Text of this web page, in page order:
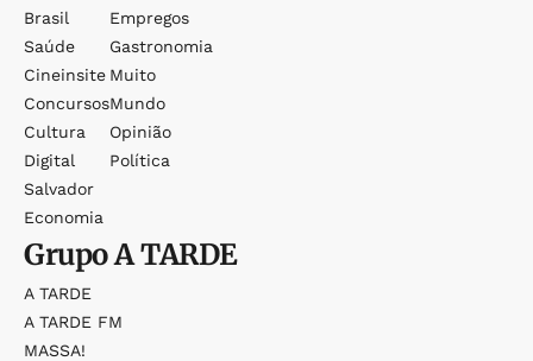
Brasil
Saúde
Cineinsite
Concursos
Cultura
Digital
Salvador
Economia
Empregos
Gastronomia
Muito
Mundo
Opinião
Política
GrupoA TARDE
A TARDE
A TARDE FM
MASSA!